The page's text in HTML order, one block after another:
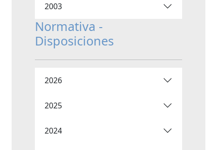
2003
Normativa -
Disposiciones
2026
2025
2024